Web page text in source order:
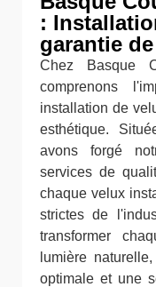
:
garantie
Chez Basque
comprenons
installation de
esthétique.
avons forgé
services de
chaque velux
strictes de
transformer
lumière
optimale et une